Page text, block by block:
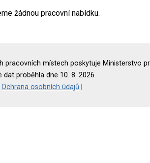
žádnou pracovní nabídku.
pracovních místech poskytuje Ministerstvo
dat proběhla dne 10. 8. 2026.
|Ochrana osobních údajů